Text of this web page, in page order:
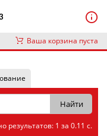
Ваша корзина пуста
результатов: 1 за 0.11 с.